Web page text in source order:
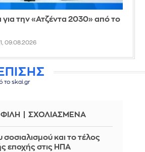
την «Ατζέντα 2030» από το
09.08.2026
το skai.gr
ΣΧΟΛΙΑΣΜΕΝΑ
και το τέλος
εποχής στις ΗΠΑ